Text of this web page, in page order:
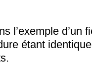
l’exemple d’un
étant